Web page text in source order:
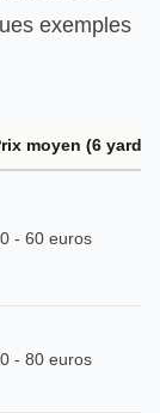
exemples
moyen (6 yards)
- 60 euros
- 80 euros